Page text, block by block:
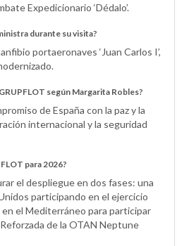
Expedicionario ‘Dédalo’.
durante su visita?
portaeronaves ‘Juan Carlos I’,
según Margarita Robles?
de España con la paz y la
internacional y la seguridad
para 2026?
el despliegue en dos fases: una
participando en el ejercicio
en el Mediterráneo para participar
de la OTAN Neptune